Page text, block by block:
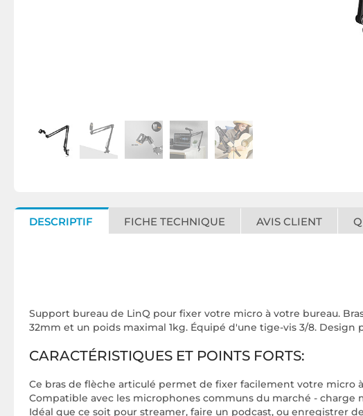
DESCRIPTIF FICHE TECHNIQUE AVIS CLIENT
Support bureau de LinQ pour fixer votre micro à votre bureau.
32mm et un poids maximal 1kg. Équipé d'une tige-vis 3/8. Design
CARACTÉRISTIQUES ET POINTS FORTS:
Ce bras de flèche articulé permet de fixer facilement votre micro
Compatible avec les microphones communs du marché - charge
Idéal que ce soit pour streamer, faire un podcast, ou enregistrer